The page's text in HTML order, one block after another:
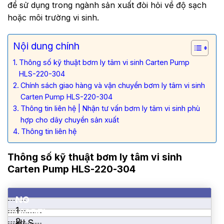
để sử dụng trong ngành sản xuất đòi hỏi về độ sạch
hoặc môi trường vi sinh.
Nội dung chính
Thông số kỹ thuật bơm ly tâm vi sinh Carten Pump
HLS-220-304
Chính sách giao hàng và vận chuyển bơm ly tâm vi sinh
Carten Pump HLS-220-304
Thông tin liên hệ | Nhận tư vấn bơm ly tâm vi sinh phù
hợp cho dây chuyền sản xuất
Thông tin liên hệ
Thông số kỹ thuật bơm ly tâm vi sinh
Carten Pump HLS-220-304
NO
MODEL
1
2